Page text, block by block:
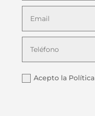
Acepto la